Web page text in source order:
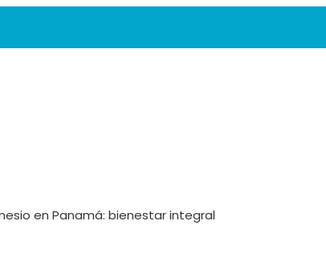
en Panamá: bienestar integral